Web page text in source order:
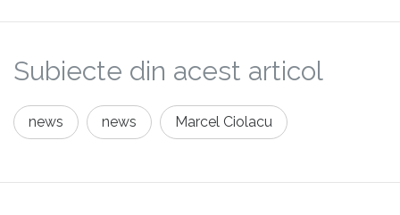
Subiecte din acest articol
news news Marcel Ciolacu